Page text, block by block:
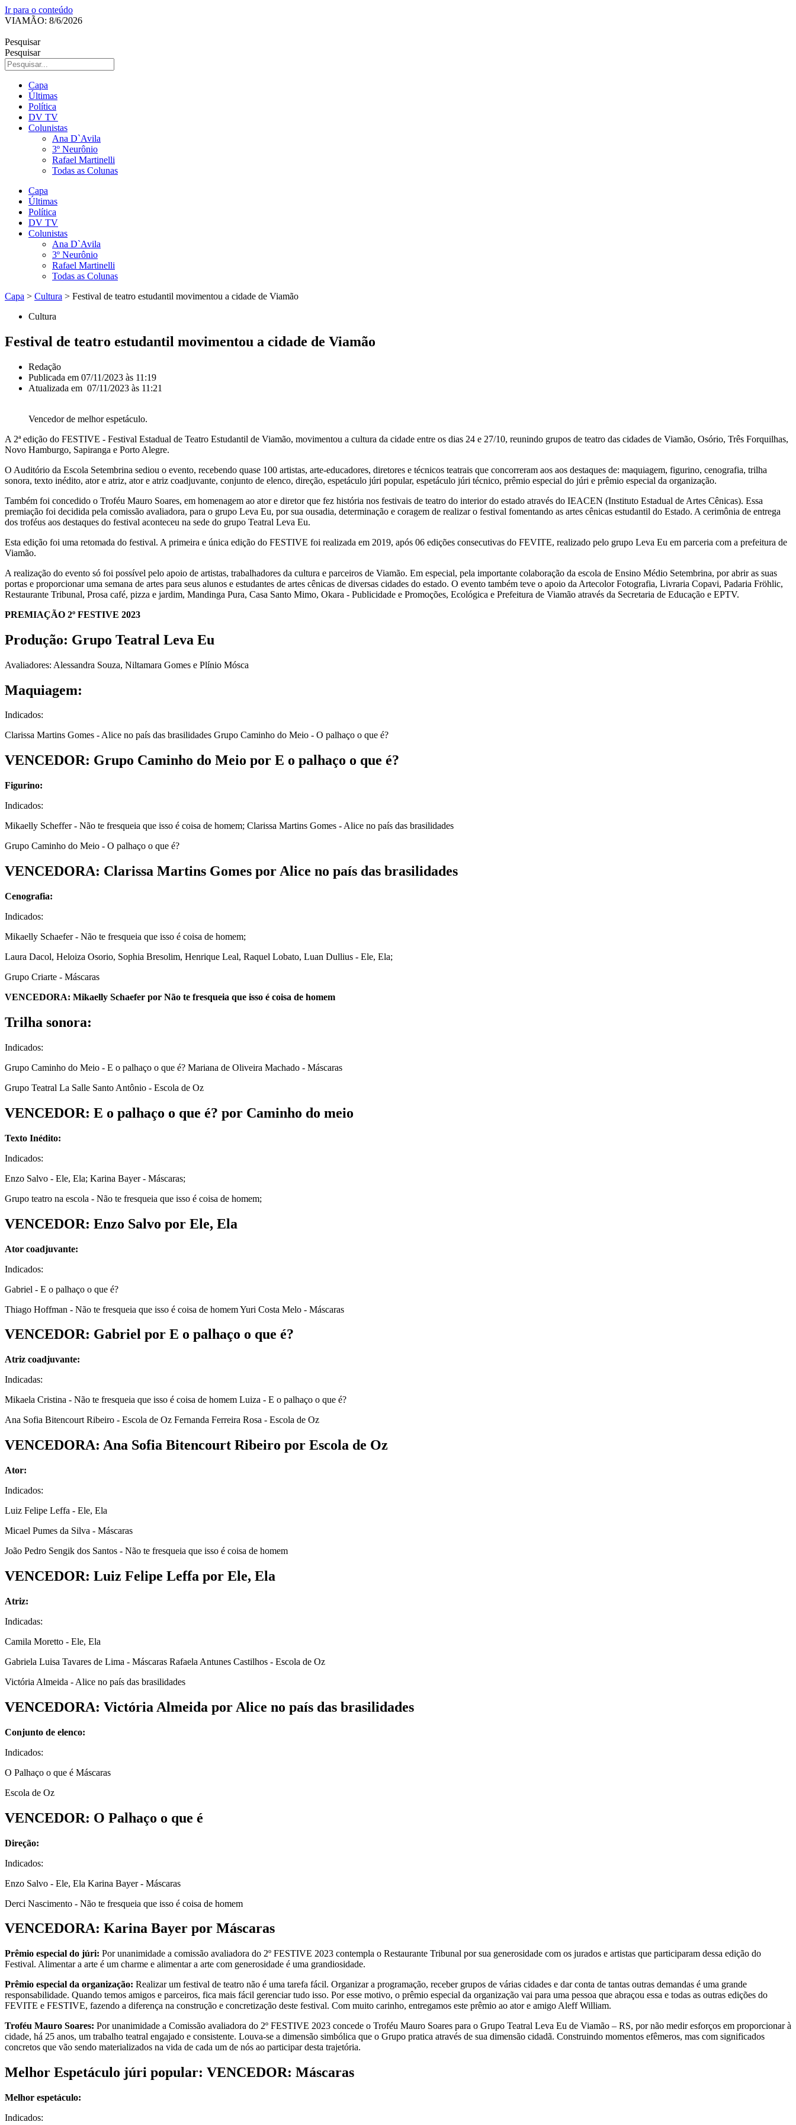
Ir para o conteúdo
VIAMÃO: 8/6/2026
Pesquisar
Pesquisar
Capa
Últimas
Política
DV TV
Colunistas
Ana D`Avila
3º Neurônio
Rafael Martinelli
Todas as Colunas
Capa
Últimas
Política
DV TV
Colunistas
Ana D`Avila
3º Neurônio
Rafael Martinelli
Todas as Colunas
Capa > Cultura > Festival de teatro estudantil movimentou a cidade de Viamão
Cultura
Festival de teatro estudantil movimentou a cidade de Viamão
Redação
Publicada em 07/11/2023 às 11:19
Atualizada em 07/11/2023 às 11:21
Vencedor de melhor espetáculo.
A 2ª edição do FESTIVE - Festival Estadual de Teatro Estudantil de Viamão, movimentou a cultura da cidade entre os dias 24 e 27/10, reunindo grupos de teatro das cidades de Viamão, Osório, Três Forquilhas,
Novo Hamburgo, Sapiranga e Porto Alegre.
O Auditório da Escola Setembrina sediou o evento, recebendo quase 100 artistas, arte-educadores, diretores e técnicos teatrais que concorreram aos aos destaques de: maquiagem, figurino, cenografia, trilha
sonora, texto inédito, ator e atriz, ator e atriz coadjuvante, conjunto de elenco, direção, espetáculo júri popular, espetáculo júri técnico, prêmio especial do júri e prêmio especial da organização.
Também foi concedido o Troféu Mauro Soares, em homenagem ao ator e diretor que fez história nos festivais de teatro do interior do estado através do IEACEN (Instituto Estadual de Artes Cênicas). Essa
premiação foi decidida pela comissão avaliadora, para o grupo Leva Eu, por sua ousadia, determinação e coragem de realizar o festival fomentando as artes cênicas estudantil do Estado. A cerimônia de entrega
dos troféus aos destaques do festival aconteceu na sede do grupo Teatral Leva Eu.
Esta edição foi uma retomada do festival. A primeira e única edição do FESTIVE foi realizada em 2019, após 06 edições consecutivas do FEVITE, realizado pelo grupo Leva Eu em parceria com a prefeitura de
Viamão.
A realização do evento só foi possível pelo apoio de artistas, trabalhadores da cultura e parceiros de Viamão. Em especial, pela importante colaboração da escola de Ensino Médio Setembrina, por abrir as suas
portas e proporcionar uma semana de artes para seus alunos e estudantes de artes cênicas de diversas cidades do estado. O evento também teve o apoio da Artecolor Fotografia, Livraria Copavi, Padaria Fröhlic,
Restaurante Tribunal, Prosa café, pizza e jardim, Mandinga Pura, Casa Santo Mimo, Okara - Publicidade e Promoções, Ecológica e Prefeitura de Viamão através da Secretaria de Educação e EPTV.
PREMIAÇÃO 2º FESTIVE 2023
Produção: Grupo Teatral Leva Eu
Avaliadores: Alessandra Souza, Niltamara Gomes e Plínio Mósca
Maquiagem:
Indicados:
Clarissa Martins Gomes - Alice no país das brasilidades Grupo Caminho do Meio - O palhaço o que é?
VENCEDOR: Grupo Caminho do Meio por E o palhaço o que é?
Figurino:
Indicados:
Mikaelly Scheffer - Não te fresqueia que isso é coisa de homem; Clarissa Martins Gomes - Alice no país das brasilidades
Grupo Caminho do Meio - O palhaço o que é?
VENCEDORA: Clarissa Martins Gomes por Alice no país das brasilidades
Cenografia:
Indicados:
Mikaelly Schaefer - Não te fresqueia que isso é coisa de homem;
Laura Dacol, Heloiza Osorio, Sophia Bresolim, Henrique Leal, Raquel Lobato, Luan Dullius - Ele, Ela;
Grupo Criarte - Máscaras
VENCEDORA: Mikaelly Schaefer por Não te fresqueia que isso é coisa de homem
Trilha sonora:
Indicados:
Grupo Caminho do Meio - E o palhaço o que é? Mariana de Oliveira Machado - Máscaras
Grupo Teatral La Salle Santo Antônio - Escola de Oz
VENCEDOR: E o palhaço o que é? por Caminho do meio
Texto Inédito:
Indicados:
Enzo Salvo - Ele, Ela; Karina Bayer - Máscaras;
Grupo teatro na escola - Não te fresqueia que isso é coisa de homem;
VENCEDOR: Enzo Salvo por Ele, Ela
Ator coadjuvante:
Indicados:
Gabriel - E o palhaço o que é?
Thiago Hoffman - Não te fresqueia que isso é coisa de homem Yuri Costa Melo - Máscaras
VENCEDOR: Gabriel por E o palhaço o que é?
Atriz coadjuvante:
Indicadas:
Mikaela Cristina - Não te fresqueia que isso é coisa de homem Luiza - E o palhaço o que é?
Ana Sofia Bitencourt Ribeiro - Escola de Oz Fernanda Ferreira Rosa - Escola de Oz
VENCEDORA: Ana Sofia Bitencourt Ribeiro por Escola de Oz
Ator:
Indicados:
Luiz Felipe Leffa - Ele, Ela
Micael Pumes da Silva - Máscaras
João Pedro Sengik dos Santos - Não te fresqueia que isso é coisa de homem
VENCEDOR: Luiz Felipe Leffa por Ele, Ela
Atriz:
Indicadas:
Camila Moretto - Ele, Ela
Gabriela Luisa Tavares de Lima - Máscaras Rafaela Antunes Castilhos - Escola de Oz
Victória Almeida - Alice no país das brasilidades
VENCEDORA: Victória Almeida por Alice no país das brasilidades
Conjunto de elenco:
Indicados:
O Palhaço o que é Máscaras
Escola de Oz
VENCEDOR: O Palhaço o que é
Direção:
Indicados:
Enzo Salvo - Ele, Ela Karina Bayer - Máscaras
Derci Nascimento - Não te fresqueia que isso é coisa de homem
VENCEDORA: Karina Bayer por Máscaras
Prêmio especial do júri: Por unanimidade a comissão avaliadora do 2º FESTIVE 2023 contempla o Restaurante Tribunal por sua generosidade com os jurados e artistas que participaram dessa edição do
Festival. Alimentar a arte é um charme e alimentar a arte com generosidade é uma grandiosidade.
Prêmio especial da organização: Realizar um festival de teatro não é uma tarefa fácil. Organizar a programação, receber grupos de várias cidades e dar conta de tantas outras demandas é uma grande
responsabilidade. Quando temos amigos e parceiros, fica mais fácil gerenciar tudo isso. Por esse motivo, o prêmio especial da organização vai para uma pessoa que abraçou essa e todas as outras edições do
FEVITE e FESTIVE, fazendo a diferença na construção e concretização deste festival. Com muito carinho, entregamos este prêmio ao ator e amigo Aleff William.
Troféu Mauro Soares: Por unanimidade a Comissão avaliadora do 2º FESTIVE 2023 concede o Troféu Mauro Soares para o Grupo Teatral Leva Eu de Viamão – RS, por não medir esforços em proporcionar à
cidade, há 25 anos, um trabalho teatral engajado e consistente. Louva-se a dimensão simbólica que o Grupo pratica através de sua dimensão cidadã. Construindo momentos efêmeros, mas com significados
concretos que vão sendo materializados na vida de cada um de nós ao participar desta trajetória.
Melhor Espetáculo júri popular: VENCEDOR: Máscaras
Melhor espetáculo:
Indicados: